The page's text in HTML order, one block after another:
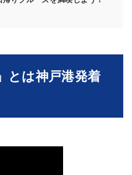
」とは神戸港発着